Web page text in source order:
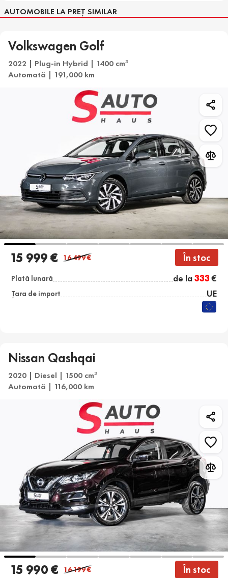
AUTOMOBILE LA PREȚ SIMILAR
Volkswagen Golf
2022 | Plug-in Hybrid | 1400 cm3
Automată | 191,000 km
15 999 € 16 499€ În stoc
Plată lunară de la333€
Țara de import UE
Nissan Qashqai
2020 | Diesel | 1500 cm3
Automată | 116,000 km
15 990 € 16 199€ În stoc